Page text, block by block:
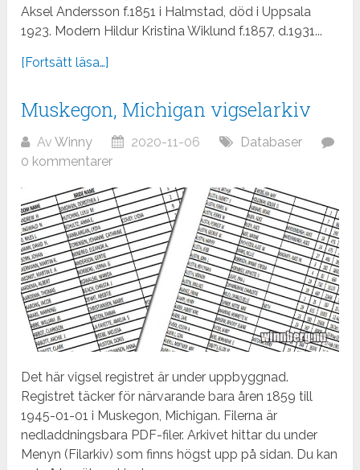
Aksel Andersson f.1851 i Halmstad, död i Uppsala
1923. Modern Hildur Kristina Wiklund f.1857, d.1931...
[Fortsätt läsa…]
Muskegon, Michigan vigselarkiv
AvWinny 2020-11-06
Databaser
0 kommentarer
Det här vigsel registret är under uppbyggnad.
Registret täcker för närvarande bara åren 1859 till
1945-01-01 i Muskegon, Michigan. Filerna är
nedladdningsbara PDF-filer. Arkivet hittar du under
Menyn (Filarkiv) som finns högst upp på sidan. Du kan